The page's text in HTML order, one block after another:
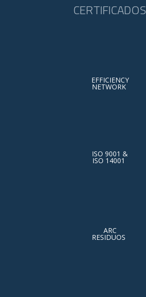
CERTIFICADOS
EFFICIENCY
NETWORK
ISO 9001 &
ISO 14001
ARC
RESIDUOS